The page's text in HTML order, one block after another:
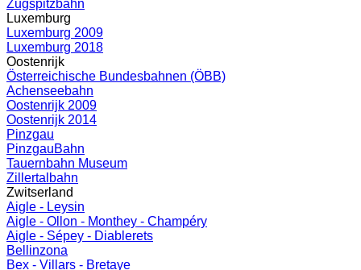
Zugspitzbahn
Luxemburg
Luxemburg 2009
Luxemburg 2018
Oostenrijk
Österreichische Bundesbahnen (ÖBB)
Achenseebahn
Oostenrijk 2009
Oostenrijk 2014
Pinzgau
PinzgauBahn
Tauernbahn Museum
Zillertalbahn
Zwitserland
Aigle - Leysin
Aigle - Ollon - Monthey - Champéry
Aigle - Sépey - Diablerets
Bellinzona
Bex - Villars - Bretaye